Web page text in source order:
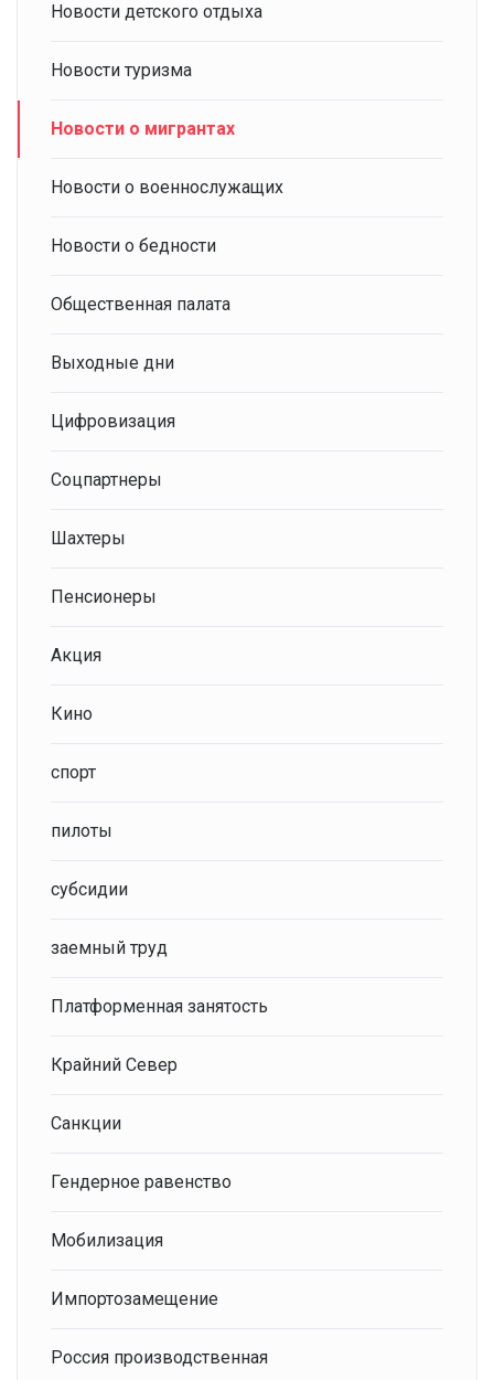
Новости детского отдыха
Новости туризма
Новости о мигрантах
Новости о военнослужащих
Новости о бедности
Общественная палата
Выходные дни
Цифровизация
Соцпартнеры
Шахтеры
Пенсионеры
Акция
Кино
спорт
пилоты
субсидии
заемный труд
Платформенная занятость
Крайний Север
Санкции
Гендерное равенство
Мобилизация
Импортозамещение
Россия производственная